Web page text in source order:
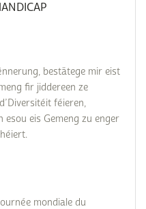
bestätege mir eist
fir jiddereen ze
féieren,
eis Gemeng zu enger
mondiale du